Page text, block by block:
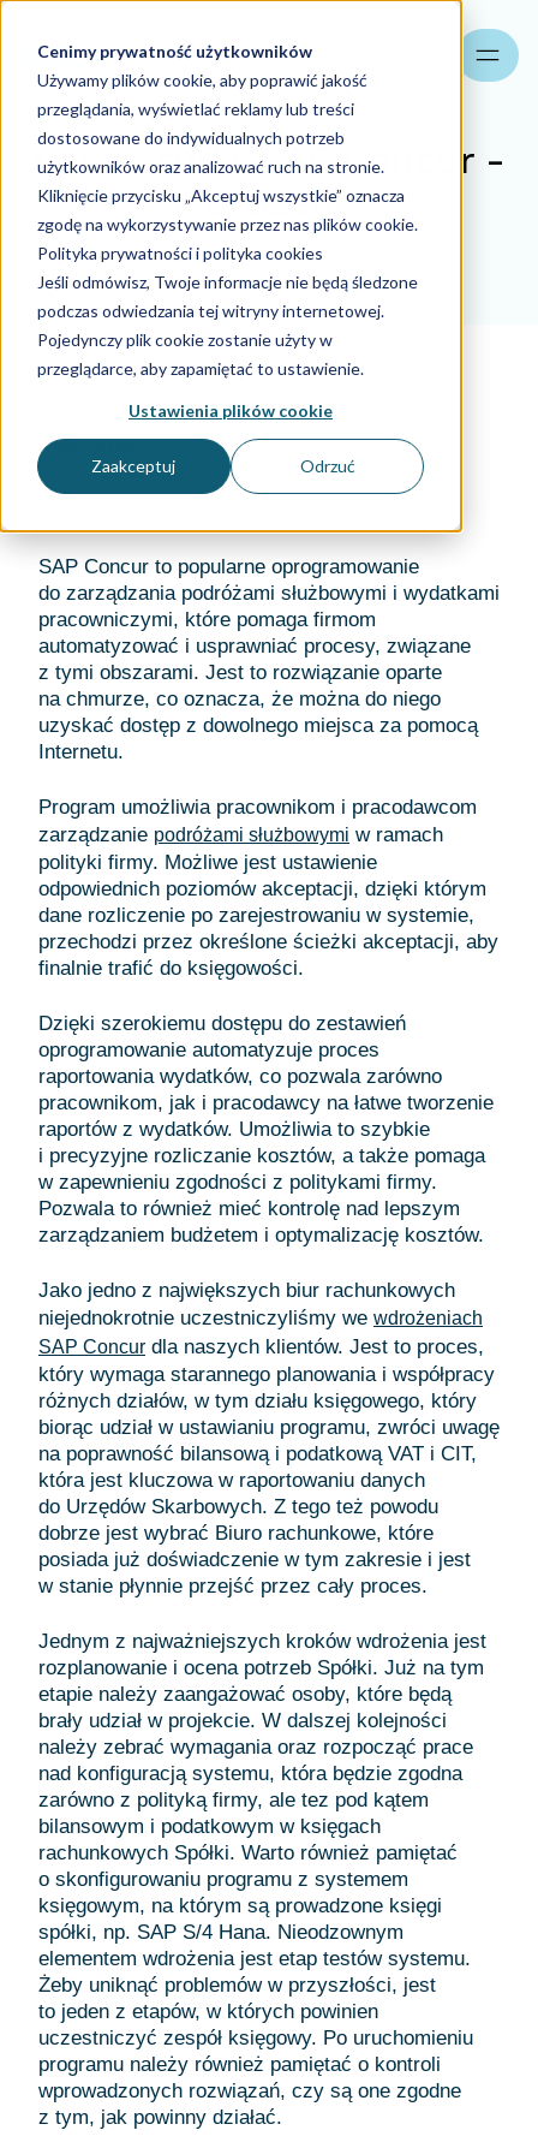
Cenimy prywatność użytkowników
Używamy plików cookie, aby poprawić jakość
przeglądania, wyświetlać reklamy lub treści
dostosowane do indywidualnych potrzeb
użytkowników oraz analizować ruch na stronie.
Kliknięcie przycisku „Akceptuj wszystkie” oznacza
zgodę na wykorzystywanie przez nas plików cookie.
Polityka prywatności i polityka cookies
Jeśli odmówisz, Twoje informacje nie będą śledzone
podczas odwiedzania tej witryny internetowej.
Pojedynczy plik cookie zostanie użyty w
przeglądarce, aby zapamiętać to ustawienie.
Ustawienia plików cookie
Zaakceptuj Odrzuć
Case Study. SAP Concur -
wdrożenie
23.05.2024
Case Study
Aider Polska 23.05.2024
Case study
SAP Concur to popularne oprogramowanie
do zarządzania podróżami służbowymi i wydatkami
pracowniczymi, które pomaga firmom
automatyzować i usprawniać procesy, związane
z tymi obszarami. Jest to rozwiązanie oparte
na chmurze, co oznacza, że można do niego
uzyskać dostęp z dowolnego miejsca za pomocą
Internetu.
Program umożliwia pracownikom i pracodawcom
zarządzanie podróżami służbowymi w ramach
polityki firmy. Możliwe jest ustawienie
odpowiednich poziomów akceptacji, dzięki którym
dane rozliczenie po zarejestrowaniu w systemie,
przechodzi przez określone ścieżki akceptacji, aby
finalnie trafić do księgowości.
Dzięki szerokiemu dostępu do zestawień
oprogramowanie automatyzuje proces
raportowania wydatków, co pozwala zarówno
pracownikom, jak i pracodawcy na łatwe tworzenie
raportów z wydatków. Umożliwia to szybkie
i precyzyjne rozliczanie kosztów, a także pomaga
w zapewnieniu zgodności z politykami firmy.
Pozwala to również mieć kontrolę nad lepszym
zarządzaniem budżetem i optymalizację kosztów.
Jako jedno z największych biur rachunkowych
niejednokrotnie uczestniczyliśmy we wdrożeniach
SAP Concur dla naszych klientów. Jest to proces,
który wymaga starannego planowania i współpracy
różnych działów, w tym działu księgowego, który
biorąc udział w ustawianiu programu, zwróci uwagę
na poprawność bilansową i podatkową VAT i CIT,
która jest kluczowa w raportowaniu danych
do Urzędów Skarbowych. Z tego też powodu
dobrze jest wybrać Biuro rachunkowe, które
posiada już doświadczenie w tym zakresie i jest
w stanie płynnie przejść przez cały proces.
Jednym z najważniejszych kroków wdrożenia jest
rozplanowanie i ocena potrzeb Spółki. Już na tym
etapie należy zaangażować osoby, które będą
brały udział w projekcie. W dalszej kolejności
należy zebrać wymagania oraz rozpocząć prace
nad konfiguracją systemu, która będzie zgodna
zarówno z polityką firmy, ale tez pod kątem
bilansowym i podatkowym w księgach
rachunkowych Spółki. Warto również pamiętać
o skonfigurowaniu programu z systemem
księgowym, na którym są prowadzone księgi
spółki, np. SAP S/4 Hana. Nieodzownym
elementem wdrożenia jest etap testów systemu.
Żeby uniknąć problemów w przyszłości, jest
to jeden z etapów, w których powinien
uczestniczyć zespół księgowy. Po uruchomieniu
programu należy również pamiętać o kontroli
wprowadzonych rozwiązań, czy są one zgodne
z tym, jak powinny działać.